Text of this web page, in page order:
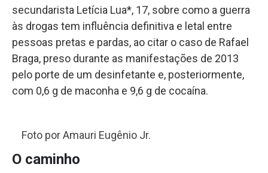
secundarista Letícia Lua*, 17, sobre como a guerra
às drogas tem influência definitiva e letal entre
pessoas pretas e pardas, ao citar o caso de Rafael
Braga, preso durante as manifestações de 2013
pelo porte de um desinfetante e, posteriormente,
com 0,6 g de maconha e 9,6 g de cocaína.
Foto por Amauri Eugênio Jr.
O caminho